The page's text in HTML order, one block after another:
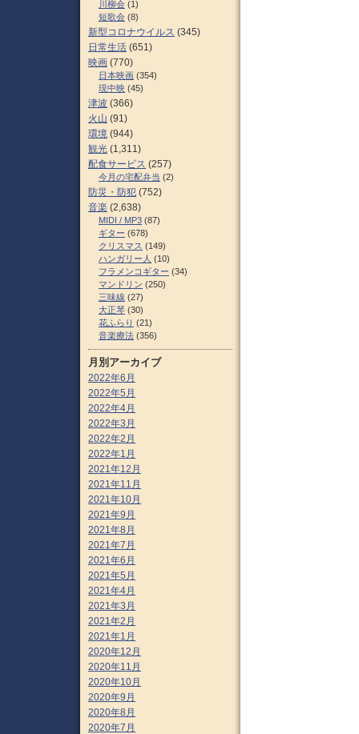
川柳会 (1)
短歌会 (8)
新型コロナウイルス (345)
日常生活 (651)
映画 (770)
日本映画 (354)
現中映 (45)
津波 (366)
火山 (91)
環境 (944)
観光 (1,311)
配食サービス (257)
今月の宅配弁当 (2)
防災・防犯 (752)
音楽 (2,638)
MIDI / MP3 (87)
ギター (678)
クリスマス (149)
ハンガリー人 (10)
フラメンコギター (34)
マンドリン (250)
三味線 (27)
大正琴 (30)
花ふらり (21)
音楽療法 (356)
月別アーカイブ
2022年6月
2022年5月
2022年4月
2022年3月
2022年2月
2022年1月
2021年12月
2021年11月
2021年10月
2021年9月
2021年8月
2021年7月
2021年6月
2021年5月
2021年4月
2021年3月
2021年2月
2021年1月
2020年12月
2020年11月
2020年10月
2020年9月
2020年8月
2020年7月